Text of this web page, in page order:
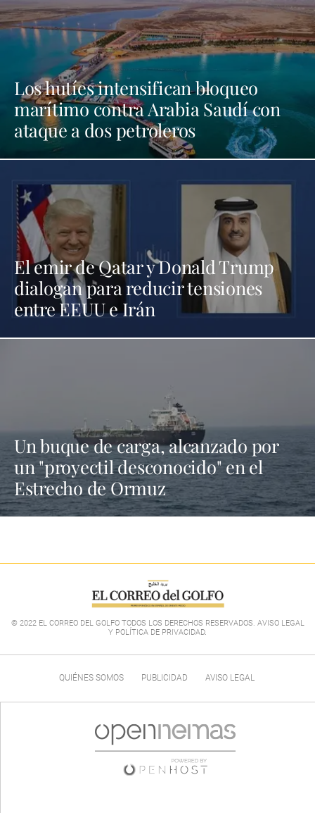
Los hutíes intensifican bloqueo
marítimo contra Arabia Saudí con
ataque a dos petroleros
El emir de Qatar y Donald Trump
dialogan para reducir tensiones
entre EEUU e Irán
Un buque de carga, alcanzado por
un "proyectil desconocido" en el
Estrecho de Ormuz
© 2022 EL CORREO DEL GOLFO TODOS LOS DERECHOS RESERVADOS. AVISO LEGAL
Y POLÍTICA DE PRIVACIDAD.
QUIÉNES SOMOS PUBLICIDAD AVISO LEGAL